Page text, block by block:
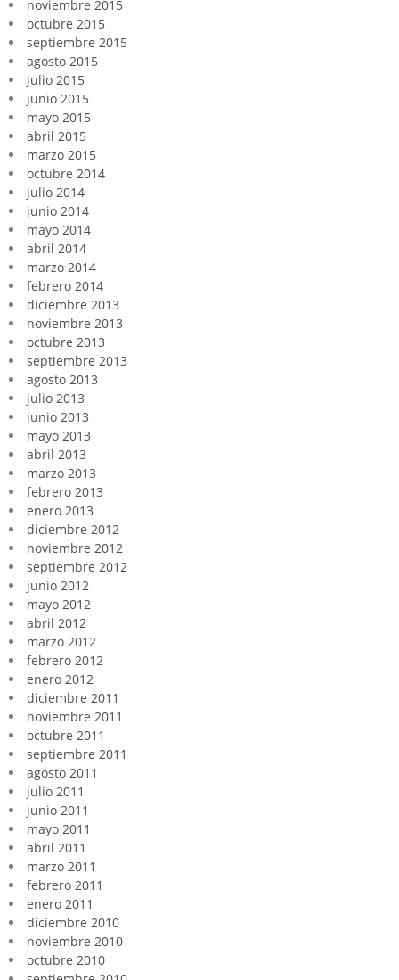
noviembre 2015
octubre 2015
septiembre 2015
agosto 2015
julio 2015
junio 2015
mayo 2015
abril 2015
marzo 2015
octubre 2014
julio 2014
junio 2014
mayo 2014
abril 2014
marzo 2014
febrero 2014
diciembre 2013
noviembre 2013
octubre 2013
septiembre 2013
agosto 2013
julio 2013
junio 2013
mayo 2013
abril 2013
marzo 2013
febrero 2013
enero 2013
diciembre 2012
noviembre 2012
septiembre 2012
junio 2012
mayo 2012
abril 2012
marzo 2012
febrero 2012
enero 2012
diciembre 2011
noviembre 2011
octubre 2011
septiembre 2011
agosto 2011
julio 2011
junio 2011
mayo 2011
abril 2011
marzo 2011
febrero 2011
enero 2011
diciembre 2010
noviembre 2010
octubre 2010